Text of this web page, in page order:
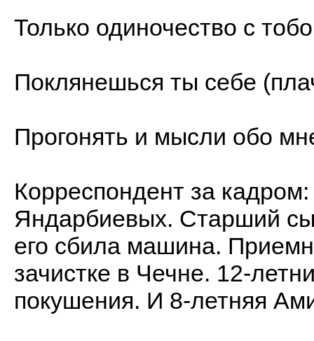
Только одиночество с
Поклянешься ты себе
Прогонять и мысли обо
Корреспондент за
Яндарбиевых. Старший
его сбила машина.
зачистке в Чечне. 12-
покушения. И 8-летняя